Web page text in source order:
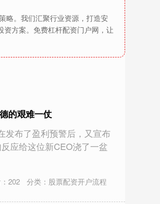
略。我们汇聚行业资源，打造安
方案。免费杠杆配资门户网，让
的艰难一仗
发布了盈利预警后，又宣布
应给这位新CEO浇了一盆
202 分类： 股票配资开户流程